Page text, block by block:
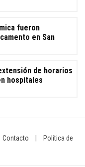
fueron
en San
de horarios
hospitales
Contacto
Política de